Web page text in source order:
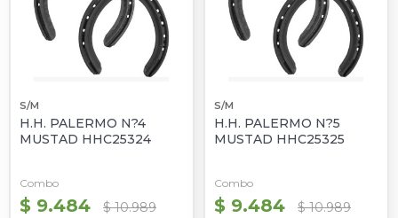
S/M
H.H. PALERMO N?4
MUSTAD HHC25324
Combo
$ 9.484 $ 10.989
S/M
H.H. PALERMO N?5
MUSTAD HHC25325
Combo
$ 9.484 $ 10.989